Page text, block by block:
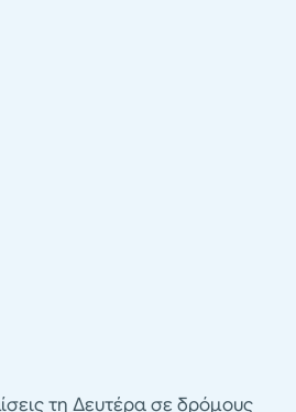
τη Δευτέρα σε δρόμους